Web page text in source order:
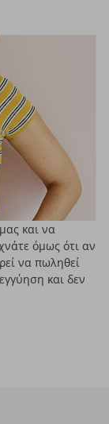
και να
όμως ότι αν
να πωληθεί
και δεν